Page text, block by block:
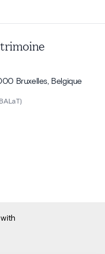
Bruxelles, Belgique